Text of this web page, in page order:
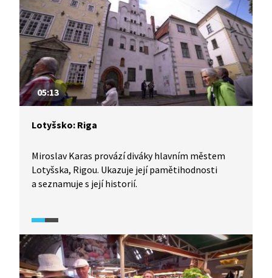
05:13
Lotyšsko: Riga
Miroslav Karas provází diváky hlavním městem
Lotyšska, Rigou. Ukazuje její pamětihodnosti
a seznamuje s její historií.